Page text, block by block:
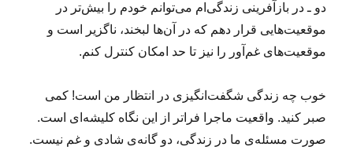
۲
۲
;
ب
و
د
دو ـ در بازآفرینی زندگی‌ام می‌توانم خودم را بیش‌تر در
موقعیت‌هایی قرار دهم که در آن‌ها لبخند، ناگزیر است و
موقعیت‌های غم‌آور را نیز تا حد امکان کنترل کنم.
خوب چه زندگی شگفت‌انگیزی در انتظار من است! کمی
صبر کنید. واقعیت ماجرا فراتر از این نگاه کلیشه‌ای است.
صورت مسئله‌ی ما در زندگی، دو گانه‌ی شادی و غم نیست.